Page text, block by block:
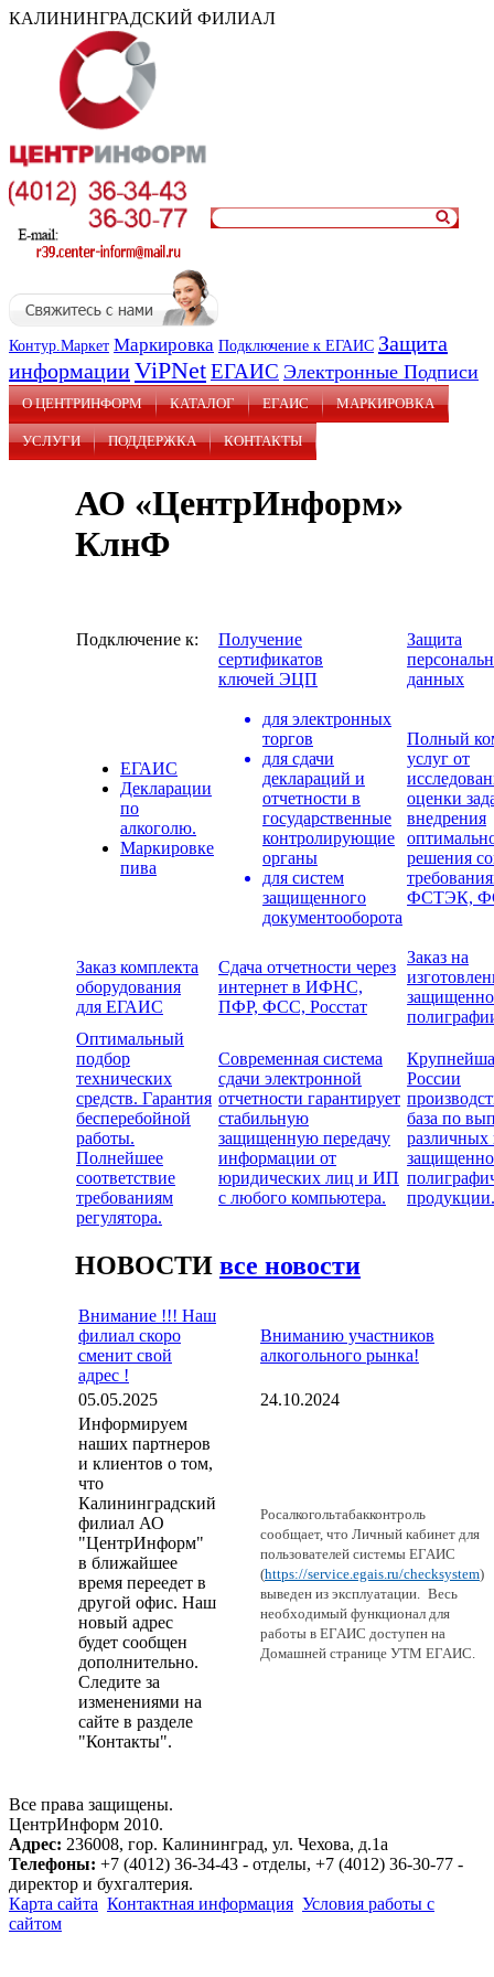
КАЛИНИНГРАДСКИЙ ФИЛИАЛ
Контур.Маркет Маркировка Подключение к ЕГАИС Защита
информацииViPNetЕГАИС Электронные Подписи
О ЦЕНТРИНФОРМ КАТАЛОГ ЕГАИС MAРКИРОВКА
УСЛУГИ ПОДДЕРЖКА КОНТАКТЫ
АО «ЦентрИнформ»
КлнФ
Подключение к:
Получение
сертификатов
ключей ЭЦП
Защита
данных
ЕГАИС
Декларации
по
алкоголю.
Маркировке
пива
для электронных
торгов
для сдачи
деклараций и
отчетности в
государственные
контролирующие
органы
для систем
защищенного
документооборота
Полный
услуг от
оценки
внедрения
решения
ФСТЭК,
Заказ комплекта
оборудования
для ЕГАИС
Сдача отчетности через
интернет в ИФНС,
ПФР, ФСС, Росстат
Заказ на
Оптимальный
подбор
технических
средств. Гарантия
бесперебойной
работы.
Полнейшее
соответствие
требованиям
регулятора.
Современная система
сдачи электронной
отчетности гарантирует
стабильную
защищенную передачу
информации от
юридических лиц и ИП
с любого компьютера.
России
база по
различных
продукции.
НОВОСТИ все новости
Внимание !!! Наш
филиал скоро
сменит свой
адрес !
Вниманию участников
алкогольного рынка!
05.05.2025
24.10.2024
Информируем
наших партнеров
и клиентов о том,
что
Калининградский
филиал АО
"ЦентрИнформ"
в ближайшее
время переедет в
другой офис. Наш
новый адрес
будет сообщен
дополнительно.
Следите за
изменениями на
сайте в разделе
"Контакты".
Росалкогольтабакконтроль
сообщает, что Личный кабинет для
пользователей системы ЕГАИС
(https://service.egais.ru/checksystem)
выведен из эксплуатации.
Весь
необходимый функционал для
работы в ЕГАИС доступен на
Домашней странице УТМ ЕГАИС.
Все права защищены.
ЦентрИнформ 2010.
Адрес: 236008, гор. Калининград, ул. Чехова, д.1а
Телефоны: +7 (4012) 36-34-43 - отделы, +7 (4012) 36-30-77 -
директор и бухгалтерия.
Карта сайта Контактная информация Условия работы с
сайтом